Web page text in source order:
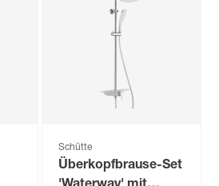
Schütte
Überkopfbrause-Set